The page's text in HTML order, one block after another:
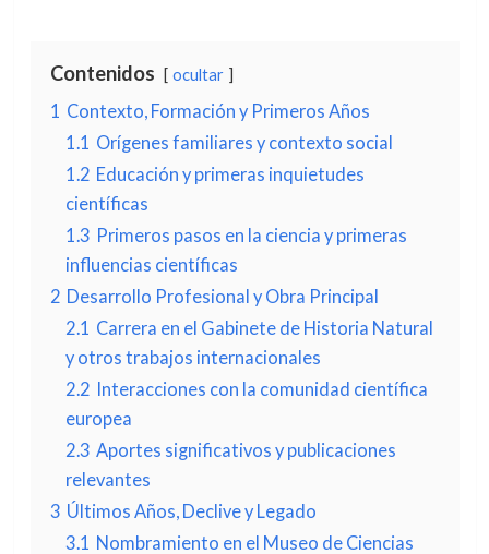
Contenidos ocultar
1 Contexto, Formación y Primeros Años
1.1 Orígenes familiares y contexto social
1.2 Educación y primeras inquietudes
científicas
1.3 Primeros pasos en la ciencia y primeras
influencias científicas
2 Desarrollo Profesional y Obra Principal
2.1 Carrera en el Gabinete de Historia Natural
y otros trabajos internacionales
2.2 Interacciones con la comunidad científica
europea
2.3 Aportes significativos y publicaciones
relevantes
3 Últimos Años, Declive y Legado
3.1 Nombramiento en el Museo de Ciencias